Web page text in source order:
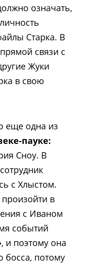
означать,
Старка. В
связи с
Жуки
в свою
еще одна из
пауке:
Сноу. В
с Хлыстом.
в
с Иваном
событий
, и поэтому она
босса, потому